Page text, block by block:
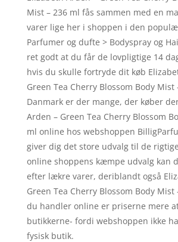
Mist – 236 ml fås sammen med en
varer lige her i shoppen i den
Parfumer og dufte > Bodyspray og
ret godt at du får de lovpligtige 14
hvis du skulle fortryde dit køb
Green Tea Cherry Blossom Body Mist
Danmark er der mange, der køber
Arden – Green Tea Cherry Blossom
ml online hos webshoppen
giver dig det store udvalg til de
online shoppens kæmpe udvalg kan
efter lækre varer, deriblandt også
Green Tea Cherry Blossom Body Mist
du handler online er priserne mere
butikkerne- fordi webshoppen ikke
fysisk butik.